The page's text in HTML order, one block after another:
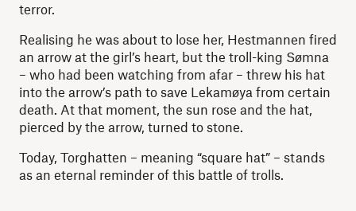
terror.
Realising he was about to lose her, Hestmannen fired
an arrow at the girl’s heart, but the troll-king Sømna
– who had been watching from afar – threw his hat
into the arrow’s path to save Lekamøya from certain
death. At that moment, the sun rose and the hat,
pierced by the arrow, turned to stone.
Today, Torghatten – meaning “square hat” – stands
as an eternal reminder of this battle of trolls.